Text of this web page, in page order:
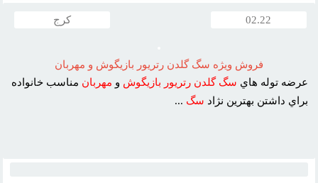
02.22 کرج
فروش ويژه سگ گلدن رتريور بازيگوش و مهربان
عرضه توله هاي سگ گلدن رتريور بازيگوش و مهربان مناسب خانواده
براي داشتن بهترين نژاد سگ ...